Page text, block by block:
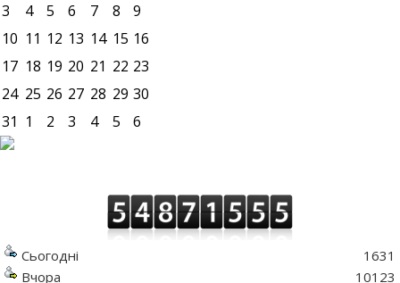
3
4 5 6 7 8
9
10 11 12 13 14 15 16
17 18 19 20 21 22 23
24 25 26 27 28 29 30
31 1 2 3 4 5 6
Сьогодні
Вчора
1631
10123